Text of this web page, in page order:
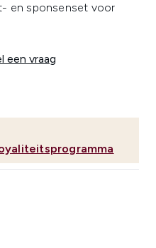
en sponsenset voor
een vraag